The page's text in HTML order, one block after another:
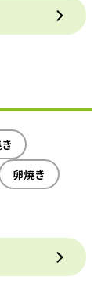
卵焼き